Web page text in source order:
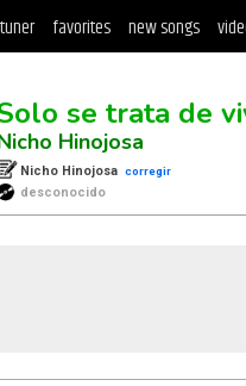
tuner favorites new songs
se trata de
Hinojosa
Nicho Hinojosa corregir
desconocido